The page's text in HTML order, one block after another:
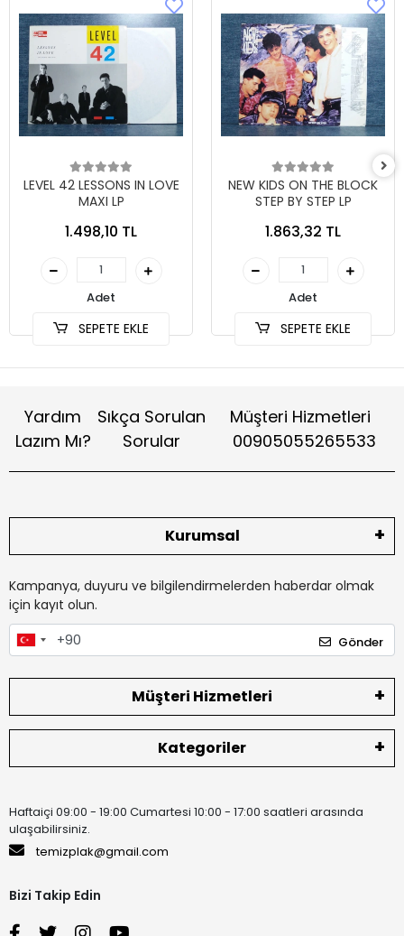
LEVEL 42 LESSONS IN LOVE
MAXI LP
1.498,10 TL
Adet
SEPETE EKLE
NEW KIDS ON THE BLOCK
STEP BY STEP LP
1.863,32 TL
Adet
SEPETE EKLE
Yardım
Lazım Mı?
Sıkça Sorulan
Sorular
Müşteri Hizmetleri
00905055265533
Kurumsal
Kampanya, duyuru ve bilgilendirmelerden haberdar olmak
için kayıt olun.
Gönder
Müşteri Hizmetleri
Kategoriler
Haftaiçi 09:00 - 19:00 Cumartesi 10:00 - 17:00 saatleri arasında
ulaşabilirsiniz.
temizplak@gmail.com
Bizi Takip Edin